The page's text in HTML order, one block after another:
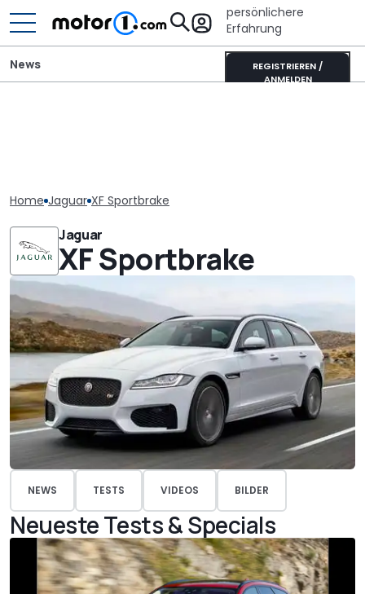
persönlichere
Erfahrung
REGISTRIEREN /
ANMELDEN
News
Home Jaguar XF Sportbrake
Jaguar
XF Sportbrake
NEWS TESTS VIDEOS BILDER
Neueste Tests & Specials